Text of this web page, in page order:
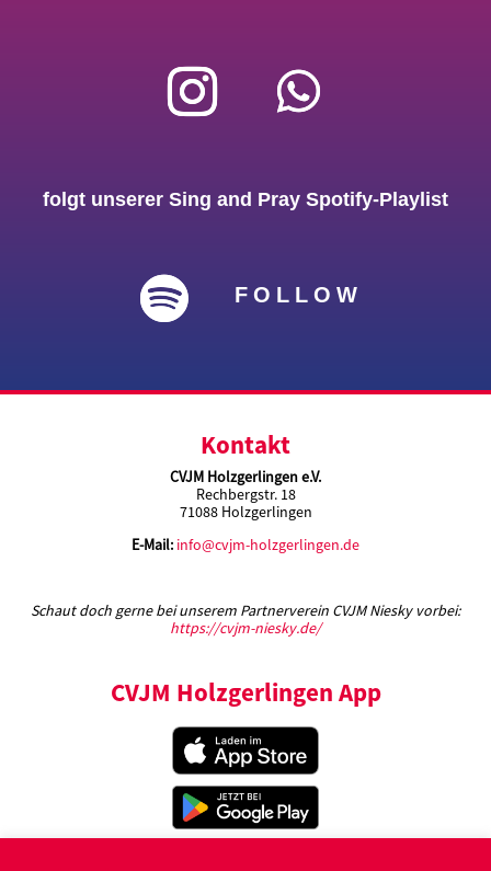
folgt unserer Sing and Pray Spotify-Playlist
FOLLOW
Kontakt
CVJM Holzgerlingen e.V.
Rechbergstr. 18
71088 Holzgerlingen
E-Mail: info@cvjm-holzgerlingen.de
Schaut doch gerne bei unserem Partnerverein CVJM Niesky vorbei:
https://cvjm-niesky.de/
CVJM Holzgerlingen App